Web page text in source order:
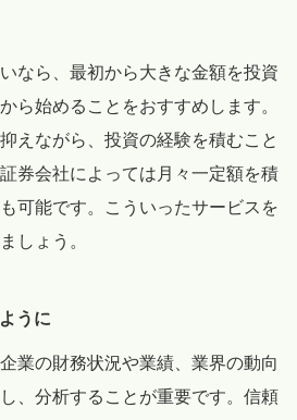
なら、最初から大きな金額を投資
ら始めることをおすすめします。
えながら、投資の経験を積むこと
券会社によっては月々一定額を積
可能です。こういったサービスを
しょう。
うに
業の財務状況や業績、業界の動向
、分析することが重要です。信頼